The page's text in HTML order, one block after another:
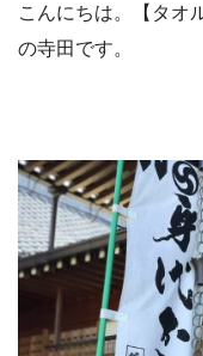
こんにちは。【タオ
の寺田です。